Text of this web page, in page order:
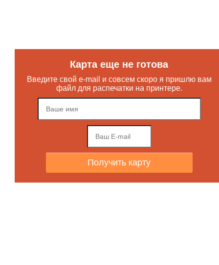
Карта еще не готова
Введите свой e-mail и совсем скоро я пришлю вам
файл для распечатки на принтере.
Получить карту